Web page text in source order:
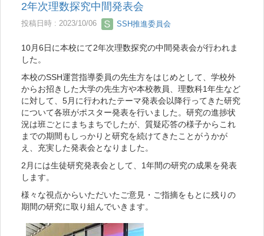
2年次理数探究中間発表会
投稿日時 : 2023/10/06 SSH推進委員会
10月6日に本校にて2年次理数探究の中間発表会が行われま
した。
本校のSSH運営指導委員の先生方をはじめとして、学校外
からお招きした大学の先生方や本校教員、理数科1年生など
に対して、5月に行われたテーマ発表会以降行ってきた研究
について各班がポスター発表を行いました。研究の進捗状
況は班ごとにまちまちでしたが、質疑応答の様子からこれ
までの期間もしっかりと研究を続けてきたことがうかが
え、充実した発表会となりました。
2月には生徒研究発表会として、1年間の研究の成果を発表
します。
様々な視点からいただいたご意見・ご指摘をもとに残りの
期間の研究に取り組んでいきます。